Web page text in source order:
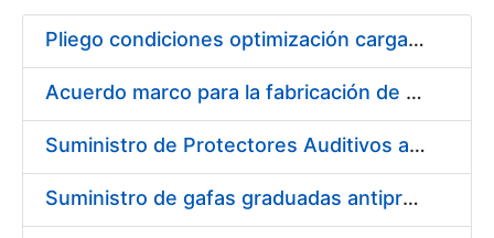
Show/Hide
Pliego condiciones optimización cargas compras firmado
Acuerdo marco para la fabricación de piezas
Suministro de Protectores Auditivos a medida para las personas trabajadoras de los Centros de Trabajo de Madrid y Burgos
Suministro de gafas graduadas antiproyecciones para los trabajadores de la FNMT-RCM en los centros de trabajo de Madrid y Burgos